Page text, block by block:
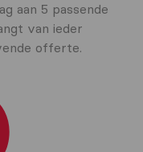
aan 5 passende
van ieder
offerte.